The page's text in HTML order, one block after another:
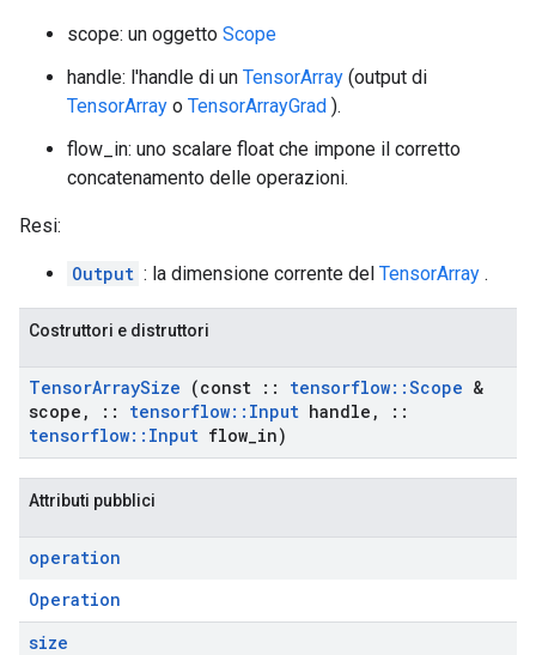
scope: un oggetto Scope
handle: l'handle di un TensorArray (output di
TensorArray o TensorArrayGrad ).
flow_in: uno scalare float che impone il corretto
concatenamento delle operazioni.
Resi:
Output : la dimensione corrente del TensorArray .
Costruttori e distruttori
TensorArraySize (const :: tensorflow::Scope &
scope , :: tensorflow:: Input handle ,
::
tensorflow:: Input flow in)
Attributi pubblici
operation
Operation
size